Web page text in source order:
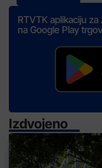
RTVTK aplikaciju
na Google Play
Izdvojeno